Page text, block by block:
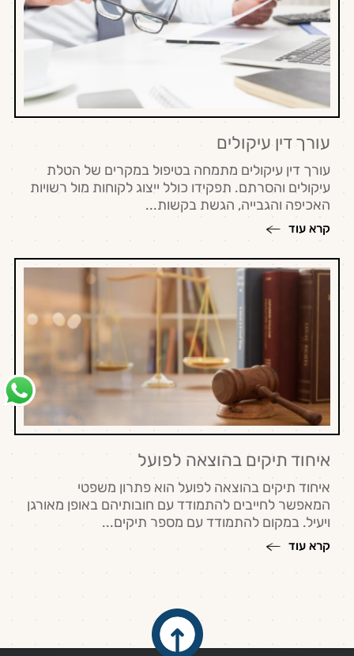
עורך דין עיקולים
עורך דין עיקולים מתמחה בטיפול במקרים של הטלת
עיקולים והסרתם. תפקידו כולל ייצוג לקוחות מול רשויות
האכיפה והגבייה, הגשת בקשות...
קרא עוד
איחוד תיקים בהוצאה לפועל
איחוד תיקים בהוצאה לפועל הוא פתרון משפטי
המאפשר לחייבים להתמודד עם חובותיהם באופן מאורגן
ויעיל. במקום להתמודד עם מספר תיקים...
קרא עוד